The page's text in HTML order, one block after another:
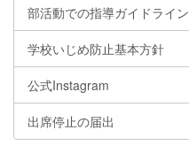
部活動での指導ガイドライン
学校いじめ防止基本方針
公式Instagram
出席停止の届出